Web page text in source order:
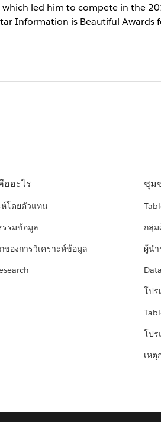
led him to compete in the
Information is Beautiful Awards
ออะไร
ห์โดยตัวแทน
รมข้อมูล
ของการวิเคราะห์ข้อมูล
ชุม
กลุ่ม
ผู้น
โป
โปร
เห